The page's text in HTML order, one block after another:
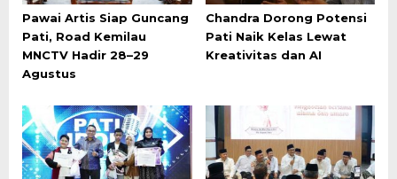
Pawai Artis Siap Guncang
Pati, Road Kemilau
MNCTV Hadir 28–29
Agustus
Chandra Dorong Potensi
Pati Naik Kelas Lewat
Kreativitas dan AI